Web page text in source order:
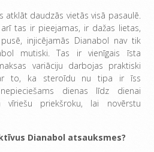
atklāt daudzās vietās visā pasaulē.
tas ir pieejamas, ir dažas lietas,
injicējamās Dianabol nav tik
mutiski. Tas ir vienīgais īsta
variāciju darbojas praktiski
to, ka steroīdu nu tipa ir īss
dienas līdz dienai
vīriešu priekšroku, lai novērstu
Dianabol atsauksmes?